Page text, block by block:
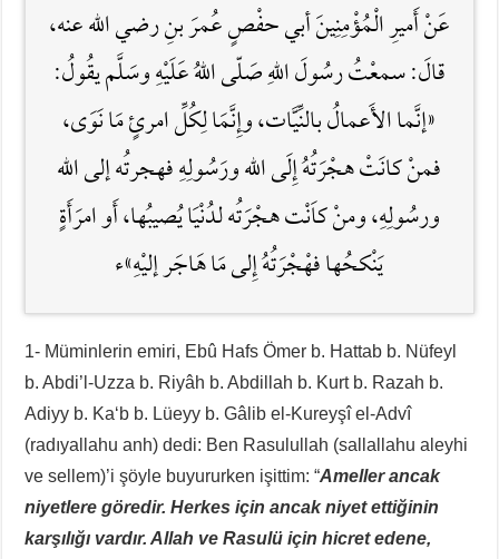
عَنْ أَميرِ الْمُؤْمِنِينَ أبي حفْصٍ عُمرَ بنِ رضي الله عنه،
قالَ: سمعْتُ رسُولَ اللهِ صَلّى اللهُ عَلَيْهِ وسَلَّم يقُولُ:
«إنَّما الأَعمالُ بالنِّيَّات، وإِنَّمَا لِكُلِّ امرئٍ مَا نَوَى،
فمنْ كانَتْ هجْرَتُهُ إِلَى الله ورَسُولِهِ فهجرتُه إلى الله
ورسُولِهِ، ومنْ كاَنْت هجْرَتُه لدُنْيَا يُصيبُها، أَو امرَأَةٍ
يَنْكحُها فهْجْرَتُهُ إِلى مَا هَاجَر إليْهِ»ء
1- Müminlerin emiri, Ebû Hafs Ömer b. Hattab b. Nüfeyl
b. Abdi’l-Uzza b. Riyâh b. Abdillah b. Kurt b. Razah b.
Adiyy b. Ka‘b b. Lüeyy b. Gâlib el-Kureyşî el-Advî
(radıyallahu anh) dedi: Ben Rasulullah (sallallahu aleyhi
ve sellem)’i şöyle buyururken işittim: “Ameller ancak
niyetlere göredir. Herkes için ancak niyet ettiğinin
karşılığı vardır. Allah ve Rasulü için hicret edene,